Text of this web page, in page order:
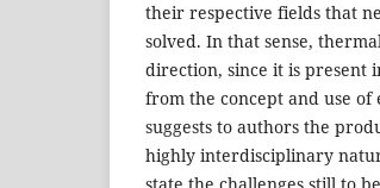
their respective fields that
solved. In that sense,
direction, since it is present
from the concept and use
suggests to authors the
highly interdisciplinary